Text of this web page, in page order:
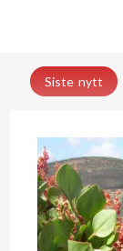
Siste nytt